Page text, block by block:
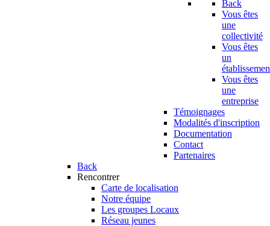
Back
Vous êtes
une
collectivité
Vous êtes
un
Vous êtes
une
entreprise
Témoignages
Modalités d'inscription
Documentation
Contact
Partenaires
Back
Rencontrer
Carte de localisation
Notre équipe
Les groupes Locaux
Réseau jeunes